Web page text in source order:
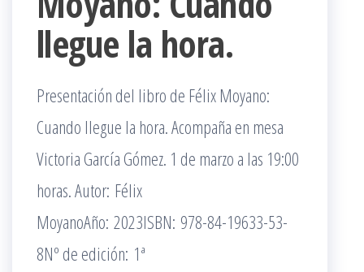
llegue la hora.
Presentación del libro de Félix Moyano:
Cuando llegue la hora. Acompaña en mesa
Victoria García Gómez. 1 de marzo a las 19:00
horas. Autor: Félix
MoyanoAño: 2023ISBN: 978-84-19633-53-
8Nº de edición: 1ª